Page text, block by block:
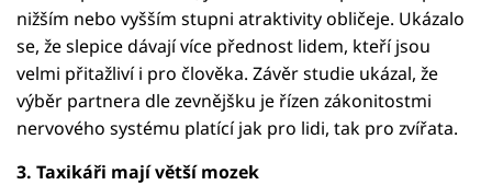
nižším nebo vyšším stupni atraktivity obličeje. Ukázalo
se, že slepice dávají více přednost lidem, kteří jsou
velmi přitažliví i pro člověka. Závěr studie ukázal, že
výběr partnera dle zevnějšku je řízen zákonitostmi
nervového systému platící jak pro lidi, tak pro zvířata.
3. Taxikáři mají větší mozek